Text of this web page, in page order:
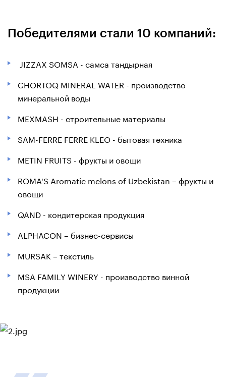
Победителями стали 10 компаний:
JIZZAX SOMSA - самса тандырная
CHORTOQ MINERAL WATER - производство
минеральной воды
MEXMASH - строительные материалы
SAM-FERRE FERRE KLEO - бытовая техника
METIN FRUITS - фрукты и овощи
ROMA'S Aromatic melons of Uzbekistan – фрукты и
овощи
QAND - кондитерская продукция
ALPHACON – бизнес-сервисы
MURSAK – текстиль
MSA FAMILY WINERY - производство винной
продукции